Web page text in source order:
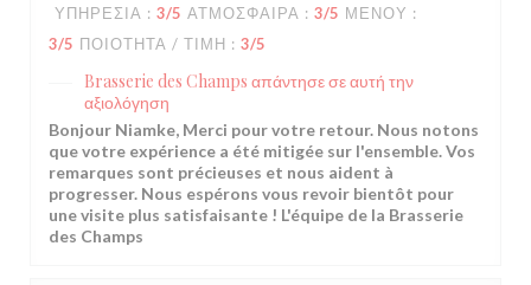
ΥΠΗΡΕΣΊΑ : 3/5 ΑΤΜΌΣΦΑΙΡΑ : 3/5 ΜΕΝΟΎ :
3/5 ΠΟΙΌΤΗΤΑ / ΤΙΜΉ : 3/5
Brasserie des Champs απάντησε σε αυτή την
αξιολόγηση
Bonjour Niamke, Merci pour votre retour. Nous notons
que votre expérience a été mitigée sur l'ensemble. Vos
remarques sont précieuses et nous aident à
progresser. Nous espérons vous revoir bientôt pour
une visite plus satisfaisante ! L'équipe de la Brasserie
des Champs